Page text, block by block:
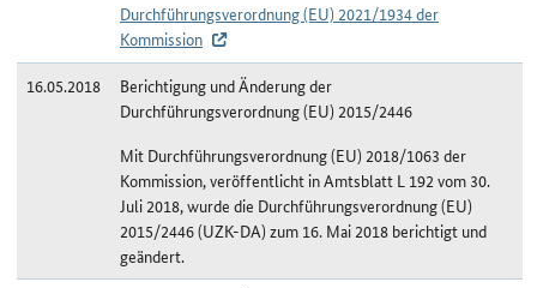
Durchführungsverordnung (EU) 2021/1934 der
Kommission
16.05.2018
Berichtigung und Änderung der
Durchführungsverordnung (EU) 2015/2446
Mit Durchführungsverordnung (EU) 2018/1063 der
Kommission, veröffentlicht in Amtsblatt L 192 vom 30.
Juli 2018, wurde die Durchführungsverordnung (EU)
2015/2446 (UZK-DA) zum 16. Mai 2018 berichtigt und
geändert.